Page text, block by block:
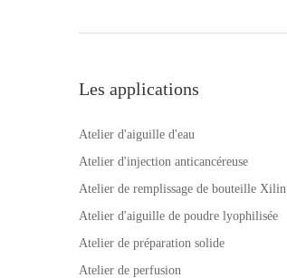
Les applications
Atelier d'aiguille d'eau
Atelier d'injection anticancéreuse
Atelier de remplissage de bouteille Xilin
Atelier d'aiguille de poudre lyophilisée
Atelier de préparation solide
Atelier de perfusion